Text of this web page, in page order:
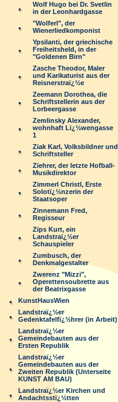
Wolf Hugo bei Dr. Svetlin
in der Leonhardgasse
"Wolferl", der
Wienerliedkomponist
Ypsilanti, der griechische
Freiheitsheld, in der
"Goldenen Birn"
Zasche Theodor, Maler
und Karikaturist aus der
Reisnerstraï¿½e
Zeemann Dorothea, die
Schriftstellerin aus der
Lorbeergasse
Zemlinsky Alexander,
wohnhaft Lï¿½wengasse
1
Ziak Karl, Volksbildner und
Schriftsteller
Ziehrer, der letzte Hofball-
Musikdirektor
Zimmerl Christl, Erste
Solotï¿½nzerin der
Staatsoper
Zinnemann Fred,
Regisseur
Zips Kurt, ein
Landstraï¿½er
Schauspieler
Zumbusch, der
Denkmalgestalter
Zwerenz "Mizzi",
Operettensoubrette aus
der Beatrixgasse
KunstHausWien
Landstraï¿½er
Gedenktafelfï¿½hrer (in Arbeit)
Landstraï¿½er
Gemeindebauten aus der
Ersten Republik
Landstraï¿½er
Gemeindebauten aus der
Zweiten Republik (Unterseite
KUNST AM BAU)
Landstraï¿½er Kirchen und
Andachtsstï¿½tten